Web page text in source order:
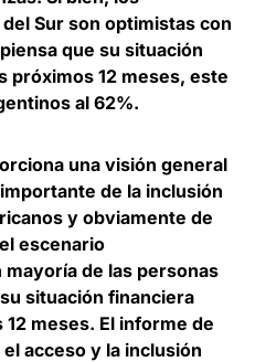
Sur son optimistas con
que su situación
próximos 12 meses, este
al 62%.
una visión general
de la inclusión
y obviamente de
escenario
de las personas
situación financiera
meses. El informe de
acceso y la inclusión